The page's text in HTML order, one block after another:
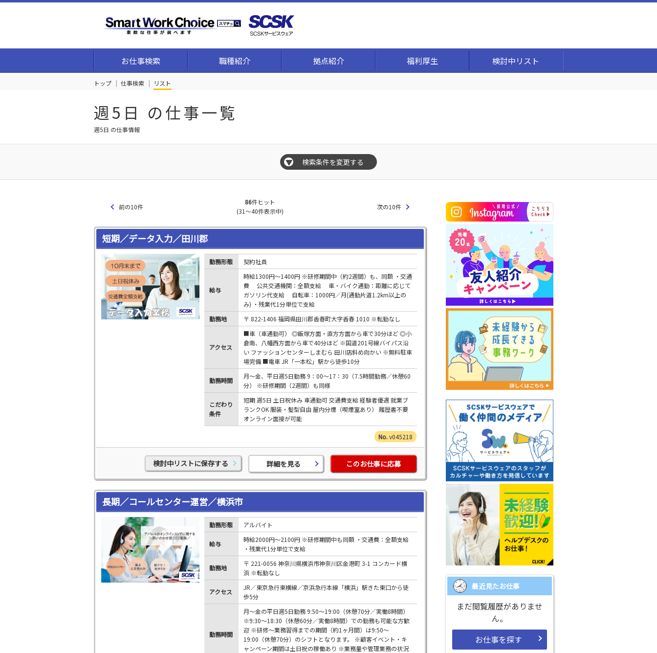
お仕事検索 職種紹介 拠点紹介 福利厚生 検討中リスト
トップ 仕事検索 リスト
週5日 の仕事一覧
週5日 の仕事情報
▼ 検索条件を変更する
前の10件
86件ヒット
(31～40件表示中)
次の10件
短期／データ入力／田川郡
勤務形態 契約社員
給与
時給1300円～1400円 ※研修期間中（約2週間）も、同額 ・交通
費 公共交通機関：全額支給 車・バイク通勤：距離に応じて
ガソリン代支給 自転車：1000円／月(通勤片道1.2km以上の
み) ・残業代1分単位で支給
勤務地
〒 822-1406 福岡県田川郡香春町大字香春 1010 ※転勤なし
アクセス
■車（車通勤可） ◎飯塚方面・直方方面から車で30分ほど ◎小
倉南、八幡西方面から車で40分ほど ※国道201号線バイパス沿
い ファッションセンターしまむら 田川店斜め向かい ※無料駐車
場完備 ■電車 JR「一本松」駅から徒歩10分
勤務時間
月～金、平日週5日勤務 9：00～17：30（7.5時間勤務／休憩60
分） ※研修期間（2週間）も同様
こだわり
条件
短期 週5日 土日祝休み 車通勤可 交通費支給 経験者優遇 就業ブ
ランクOK 服装・髪型自由 屋内分煙（喫煙室あり） 履歴書不要
オンライン面接が可能
v045218
検討中リストに保存する 詳細を見る このお仕事に応募
長期／コールセンター運営／横浜市
勤務形態 アルバイト
給与
時給2000円～2100円 ※研修期間中も同額 ・交通費：全額支給
・残業代1分単位で支給
勤務地
〒 221-0056 神奈川県横浜市神奈川区金港町 3-1 コンカード横
浜 ※転勤なし
アクセス
JR／東京急行東横線／京浜急行本線「横浜」駅きた東口から徒
歩5分
勤務時間
月～金の平日週5日勤務 9:50～19:00（休憩70分／実働8時間）
※9:30～18:30（休憩60分／実働8時間）での勤務も可能な方歓
迎 ※研修～業務習得までの期間（約1ヶ月間）は9:50～
19:00（休憩70分）のシフトとなります。 ※顧客イベント・キ
ャンペーン期間は土日祝の稼働あり ※業務量や管理業務の状況
最近見たお仕事
まだ閲覧履歴がありませ
ん。
お仕事を探す